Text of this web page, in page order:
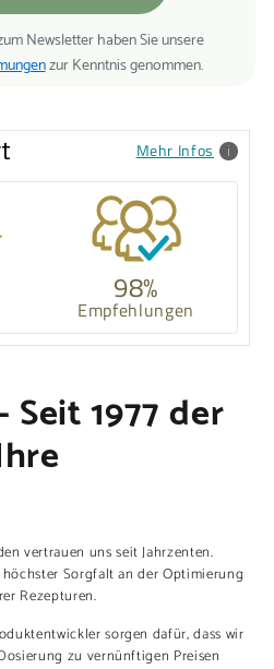
Newsletter haben Sie unsere
zur Kenntnis genommen.
Mehr Infos
98%
Empfehlungen
1977 der
vertrauen uns seit Jahrzenten.
Sorgfalt an der Optimierung
Rezepturen.
sorgen dafür, dass wir
zu vernünftigen Preisen